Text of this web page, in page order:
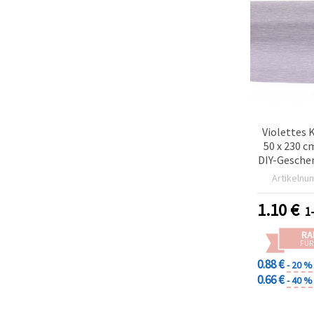
Violettes
50 x 230
DIY-
Deko zu
1.10€
0.88 €- 20 %
0.66 €- 40 %